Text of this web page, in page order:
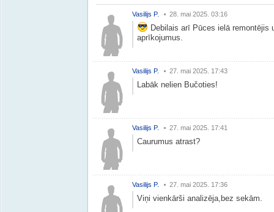
Vasilijs P. 28. mai 2025. 03:16
Debilais arī Pūces ielā
aprīkojumus.
Vasilijs P. 27. mai 2025. 17:43
Labāk nelien Bučoties!
Vasilijs P. 27. mai 2025. 17:41
Caurumus atrast?
Vasilijs P. 27. mai 2025. 17:36
Viņi vienkārši analizēja,bez sekām.